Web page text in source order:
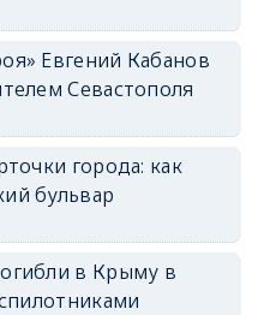
Евгений Кабанов
Севастополя
города: как
бульвар
в Крыму в